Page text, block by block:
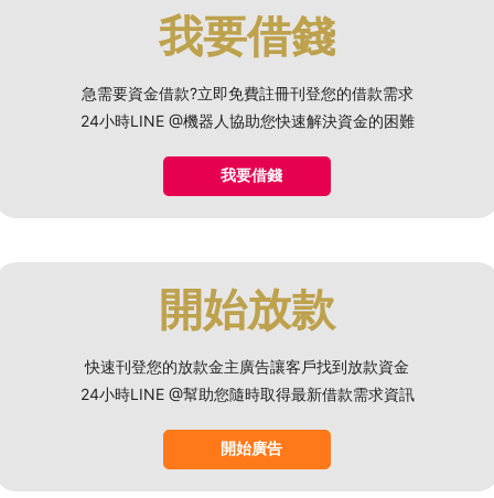
我要借錢
急需要資金借款?立即免費註冊刊登您的借款需求
24小時LINE @機器人協助您快速解決資金的困難
我要借錢
開始放款
快速刊登您的放款金主廣告讓客戶找到放款資金
24小時LINE @幫助您隨時取得最新借款需求資訊
開始廣告